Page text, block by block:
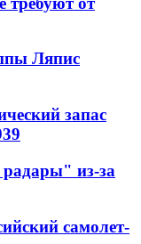
Ляпис
запас
из-за
самолет-